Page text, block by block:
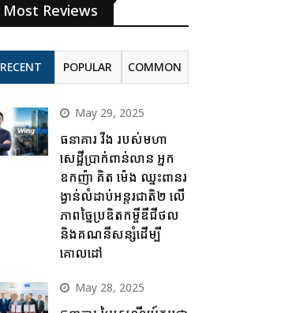
Most Reviews
RECENT POPULAR COMMON
May 29, 2025
ធនាគារ វីង របស់មហា
សេដ្ឋីប្រាក់ពាន់លាន អ្នក
ឧកញ៉ា គិត ម៉េង ឈ្នះពានរ
ង្វាន់លំដាប់អន្តរជាតិ២ លើ
ភាពច្នៃប្រឌិតកម្ចីឌីជីថល
និងគណនីសន្សំដើម្បី
គោលដៅ
May 28, 2025